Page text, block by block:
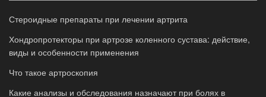
Стероидные препараты при лечении артрита
Хондропротекторы при артрозе коленного сустава: действие,
виды и особенности применения
Что такое артроскопия
Какие анализы и обследования назначают при болях в